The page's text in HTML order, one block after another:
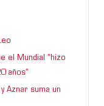
el Mundial “hizo
años”
Aznar suma un